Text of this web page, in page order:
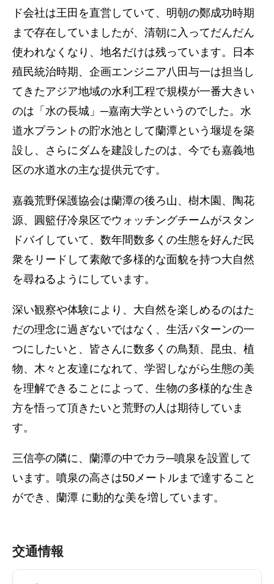
ド会社は王田を直営していて、明朝の鄭成功時期
まで存在していましたが、清朝に入ってだんだん
使われなくなり、地名だけは残っています。日本
殖民統治時期、企画エンジニア八田与一は担当し
てきたアジア地域の水利工程で規模が一番大きい
のは「水の長城」─嘉南大学というのでした。水
道水プラントの貯水池として蘭潭という堰堤を築
設し、さらにダムを建設したのは、今でも嘉義地
区の水道水の主な提供元です。
嘉義荒野保護協会は蘭潭の後ろ山、樹木園、陶花
源、圓籃仔冷泉区でウォッチングチームがスタン
ドバイしていて、数年間数多くの生態を好んだ民
衆をリードして素敵で多様的な面貌を持つ大自然
を尋ねるようにしています。
深い観察や体験により、大自然を楽しめるのはた
だの理念に過ぎないではなく、生活パターンの一
つにしたいと、皆さんに数多くの鳥類、昆虫、植
物、木々と友達になれて、学習しながら生態の美
を理解できることによって、生物の多様的な生き
方を悟って頂きたいと荒野の人は期待していま
す。
三信亭の隣に、蘭潭の中でカラ─噴泉を設置して
います。噴泉の高さは50メートルまで達すること
ができ、蘭潭 に動的な美を増しています。
交通情報